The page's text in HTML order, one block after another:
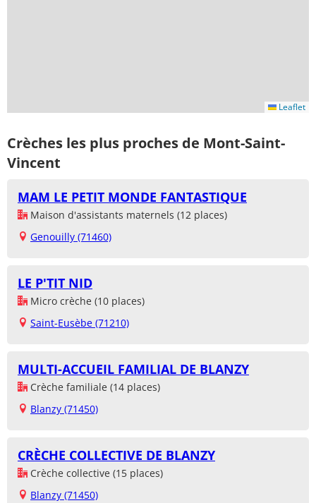
Leaflet
Crèches les plus proches de Mont-Saint-
Vincent
MAM LE PETIT MONDE FANTASTIQUE
Maison d'assistants maternels (12 places)
Genouilly (71460)
LE P'TIT NID
Micro crèche (10 places)
Saint-Eusèbe (71210)
MULTI-ACCUEIL FAMILIAL DE BLANZY
Crèche familiale (14 places)
Blanzy (71450)
CRÈCHE COLLECTIVE DE BLANZY
Crèche collective (15 places)
Blanzy (71450)